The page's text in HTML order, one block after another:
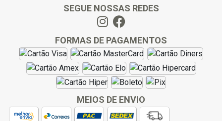
SEGUE NOSSAS REDES
FORMAS DE PAGAMENTOS
MEIOS DE ENVIO